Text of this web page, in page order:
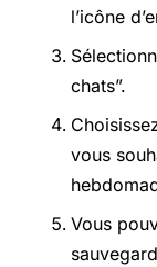
l’icône
chats”.
vous
Vous